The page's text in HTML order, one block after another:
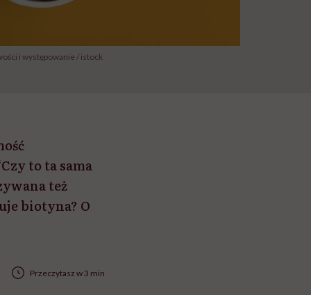
i występowanie / istock
to ta sama
też
biotyna? O
Przeczytasz w 3 min